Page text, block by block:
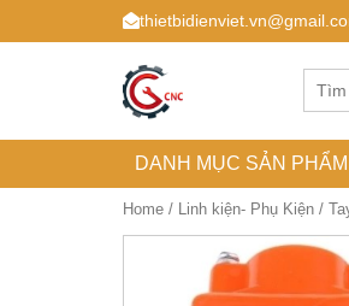
DANH MỤC SẢN PHẨM
Home / Linh kiện- Phụ Kiện /